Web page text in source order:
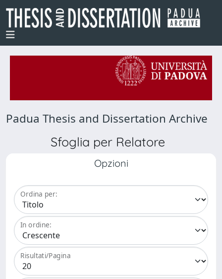
Padua Thesis and Dissertation Archive
Sfoglia per Relatore
Opzioni
Ordina per:
In ordine:
Risultati/Pagina